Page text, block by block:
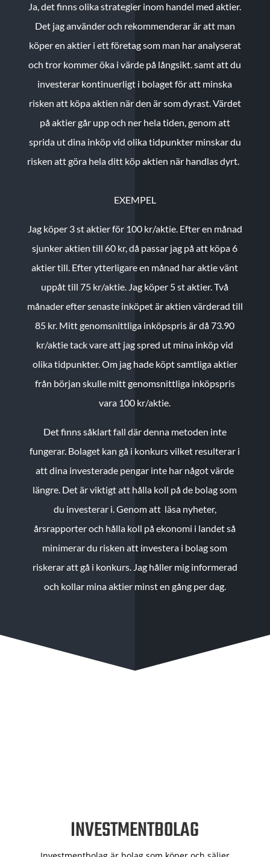
Ja, det finns olika strategier inom handel med aktier.
Det jag använder och rekommenderar är att man
köper en aktier i ett företag som man har analyserat
och tror kommer öka i värde på långsikt. samt att du
investerar kontinuerligt i bolaget för att minska
risken att köpa aktien när den är som dyrast. Värdet
på aktier går upp och ner hela tiden, genom att
sprida ut dina inköp vid olika tidpunkter minskar du
risken att göra hela ditt köp aktien när handlas dyrt.
EXEMPEL
Jag köper 3 st aktier för 100 kr/aktie. Efter en månad
sjunker aktien till 60 kr, då passar jag på att köpa 6
aktier till. Efter ytterligare en månad har aktie vänt
uppåt till 75 kr/aktie. Jag köper 5 st aktier.Två
månader efter senaste inköpet är aktien värderad till
85 kr. Mitt genomsnittliga inköpspris är då 73.90
kr/aktie tack vare att jag spred ut mina inköp vid
olika tidpunkter. Om jag hade köpt samtliga aktier
från början skulle mitt genomsnittliga inköpspris
vara 100 kr/aktie.
Det finns såklart fall där denna metoden inte
fungerar. Bolaget kan gå i konkurs vilket resulterar i
att dina investerade pengar inte har något värde
längre. Det är viktigt att hålla koll på de bolag som
du investerar i. Genom att läsa nyheter,
årsrapporter och hålla koll på ekonomi i landet så
minimerar du risken att investera i bolag som
riskerar att gå i konkurs. Jag håller mig informerad
och kollar mina aktier minst en gång per dag.
INVESTMENTBOLAG